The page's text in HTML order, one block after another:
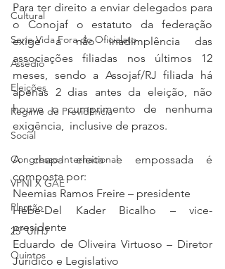
Cultural
Serie Vida Fora do Oficialato
Assédio
Eleições
Regime de Previdência
Social
Congresso Internacional
VPNI X GAE
Plantão
25º UIHJ
Quintos
Para ter direito a enviar delegados para
o Conojaf o estatuto da federação
exige a não inadimplência das
associações filiadas nos últimos 12
meses, sendo a Assojaf/RJ filiada há
apenas 2 dias antes da eleição, não
houve o cumprimento de nenhuma
exigência,  inclusive de prazos.
A chapa eleita e empossada é
composta por:
Neemias Ramos Freire – presidente
Hebe-Del Kader Bicalho – vice-
presidente
Eduardo de Oliveira Virtuoso – Diretor
Jurídico e Legislativo